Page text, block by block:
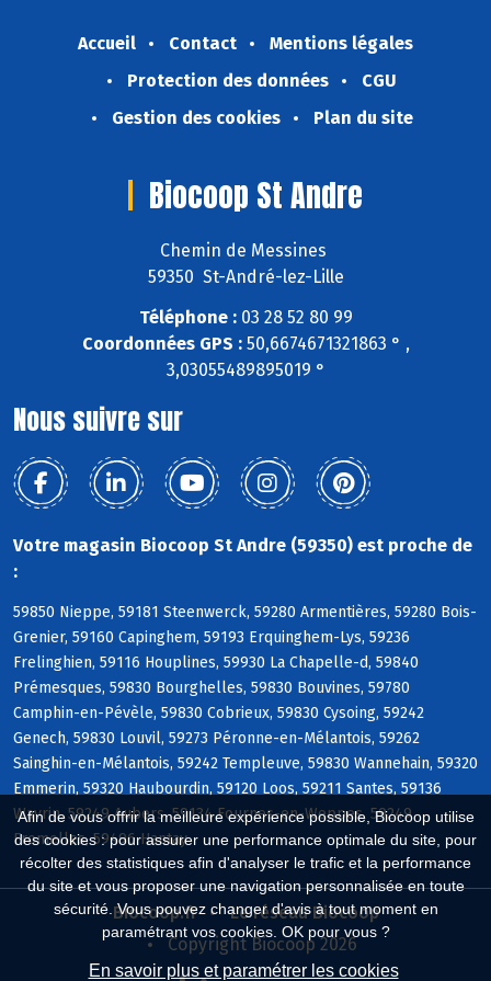
Afin de vous offrir la meilleure expérience possible, Biocoop utilise
des cookies : pour assurer une performance optimale du site, pour
récolter des statistiques afin d'analyser le trafic et la performance
du site et vous proposer une navigation personnalisée en toute
sécurité. Vous pouvez changer d'avis à tout moment en
paramétrant vos cookies. OK pour vous ?
En savoir plus et paramétrer les cookies
Accueil Contact
Mentions légales
Protection des données
CGU
Gestion des cookies
Plan du site
Biocoop St Andre
Chemin de Messines
59350 St-André-lez-Lille
Téléphone :03 28 52 80 99
Coordonnées GPS :50,6674671321863 ° ,
3,03055489895019 °
Nous suivre sur
Votre magasin Biocoop St Andre (59350) est proche de
:
59850 Nieppe, 59181 Steenwerck, 59280 Armentières, 59280 Bois-
Grenier, 59160 Capinghem, 59193 Erquinghem-Lys, 59236
Frelinghien, 59116 Houplines, 59930 La Chapelle-d, 59840
Prémesques, 59830 Bourghelles, 59830 Bouvines, 59780
Camphin-en-Pévèle, 59830 Cobrieux, 59830 Cysoing, 59242
Genech, 59830 Louvil, 59273 Péronne-en-Mélantois, 59262
Sainghin-en-Mélantois, 59242 Templeuve, 59830 Wannehain, 59320
Emmerin, 59320 Haubourdin, 59120 Loos, 59211 Santes, 59136
Wavrin, 59249 Aubers, 59134 Fournes-en-Weppes, 59249
Fromelles, 59496 Hantay
Biocoop.fr
Le réseau Biocoop
Copyright Biocoop 2026